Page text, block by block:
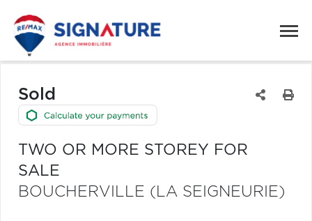
Sold
TWO OR MORE STOREY FOR
SALE
BOUCHERVILLE (LA SEIGNEURIE)